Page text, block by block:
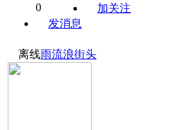
0
加关注
发消息
离线雨流浪街头